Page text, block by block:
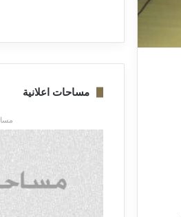
مساحات اعلانية